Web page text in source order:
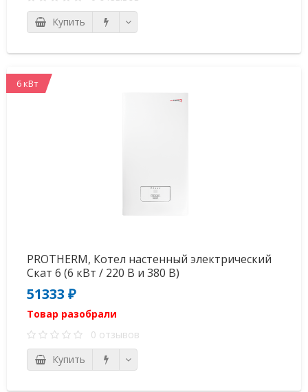
Купить
6 кВт
PROTHERM, Котел настенный электрический
Скат 6 (6 кВт / 220 В и 380 В)
51333 ₽
Товар разобрали
0 отзывов
Купить